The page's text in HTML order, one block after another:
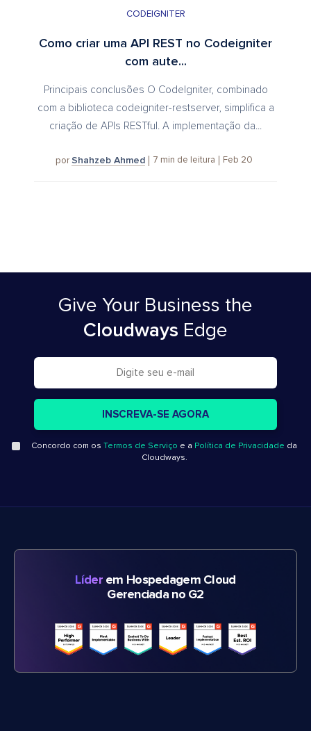
CODEIGNITER
Como criar uma API REST no Codeigniter
com aute...
Principais conclusões O CodeIgniter, combinado
com a biblioteca codeigniter-restserver, simplifica a
criação de APIs RESTful. A implementação da...
por Shahzeb Ahmed 7 min de leitura Feb 20
Give Your Business the
Cloudways Edge
Concordo com os Termos de Serviço e a Política de Privacidade da
Cloudways.
Líderem Hospedagem Cloud
Gerenciada no G2